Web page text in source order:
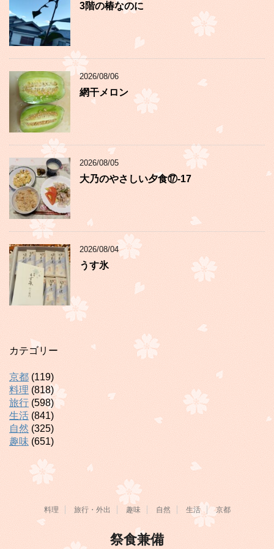
3階の椿なのに
2026/08/06
網干メロン
2026/08/05
大乃のやさしい夕食⑰-17
2026/08/04
うす氷
カテゴリー
京都 (119)
料理 (818)
旅行 (598)
生活 (841)
自然 (325)
趣味 (651)
料理 旅行・外出 趣味 自然 生活 京都
祭食兼備